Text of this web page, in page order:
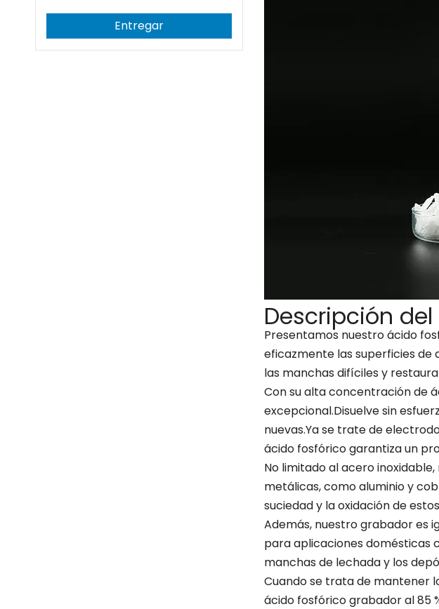
Entregar
Descripción
Presentamos nuestro ácido
eficazmente las superficies de
las manchas difíciles y
Con su alta concentración de
excepcional.Disuelve sin
nuevas.Ya se trate de
ácido fosfórico garantiza un
No limitado al acero
metálicas, como aluminio y
suciedad y la oxidación de
Además, nuestro grabador es
para aplicaciones domésticas
manchas de lechada y los
Cuando se trata de mantener
ácido fosfórico grabador al 85